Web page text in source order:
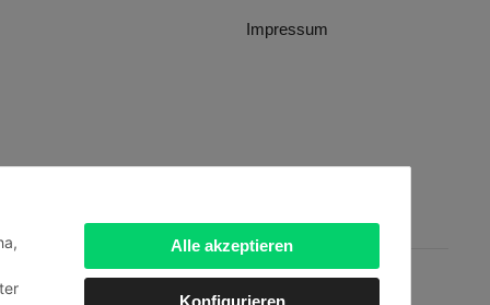
Alle akzeptieren
Konfigurieren
Impressum